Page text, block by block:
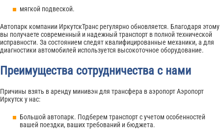
мягкой подвеской.
Автопарк компании ИркутскТранс регулярно обновляется. Благодаря этому
вы получаете современный и надежный транспорт в полной технической
исправности. За состоянием следят квалифицированные механики, а для
диагностики автомобилей используется высокоточное оборудование.
Преимущества сотрудничества с нами
Причины взять в аренду минивэн для трансфера в аэропорт Аэропорт
Иркутск у нас:
Большой автопарк. Подберем транспорт с учетом особенностей
вашей поездки, ваших требований и бюджета.